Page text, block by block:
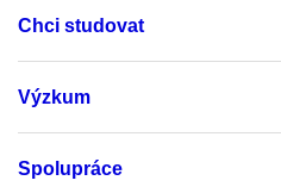
Chci studovat
Výzkum
Spolupráce